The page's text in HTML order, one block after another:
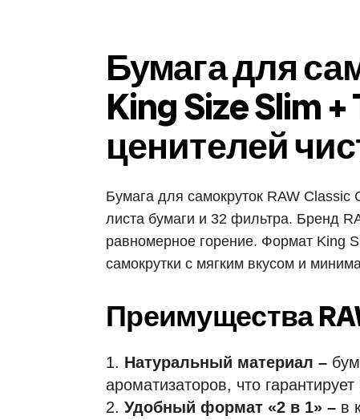
Бумага для
King Size Slim
ценителей
Бумага для самокруток RAW
листа бумаги и 32 фильтра. Бренд
равномерное горение. Формат King
самокрутки с мягким вкусом и
Преимущества
Натуральный материал –
ароматизаторов, что
Удобный формат «2 в 1» – в